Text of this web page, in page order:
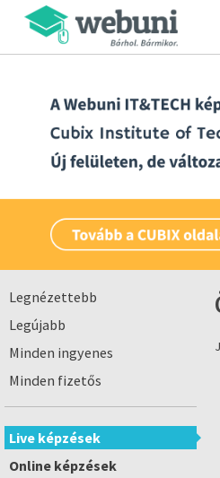
Legnézettebb
Legújabb
Minden ingyenes
Minden fizetős
Live képzések
Online képzések